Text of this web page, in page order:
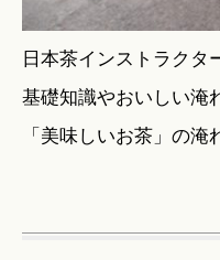
日本茶インストラクタ
基礎知識やおいしい淹
「美味しいお茶」の